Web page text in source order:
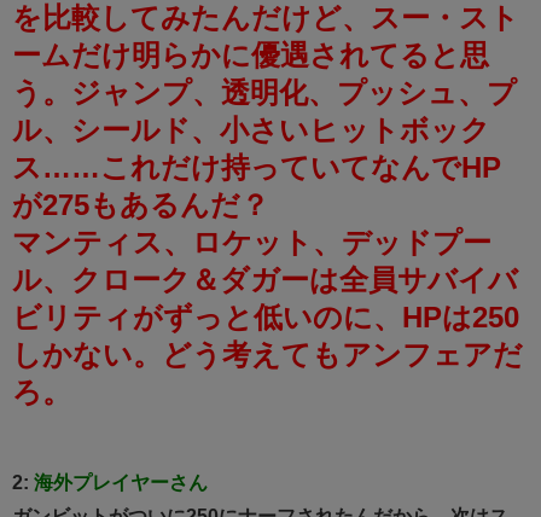
を比較してみたんだけど、スー・スト
ームだけ明らかに優遇されてると思
う。 ジャンプ、透明化、プッシュ、プ
ル、シールド、小さいヒットボック
ス……これだけ持っていてなんでHP
が275もあるんだ？
マンティス、ロケット、デッドプー
ル、クローク＆ダガーは全員サバイバ
ビリティがずっと低いのに、HPは250
しかない。
どう考えてもアンフェアだ
ろ。
2: 海外プレイヤーさん